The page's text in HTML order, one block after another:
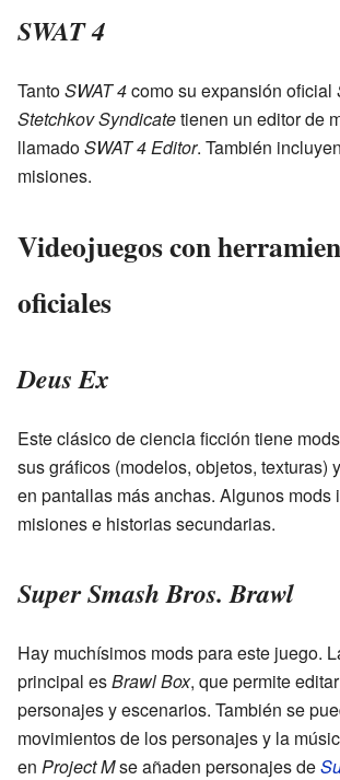
SWAT 4
TantoSWAT 4como su expansión oficial
Stetchkov Syndicatetienen un editor de
llamadoSWAT 4 Editor. También
misiones.
Videojuegos con
oficiales
Deus Ex
Este clásico de ciencia ficción tiene
sus gráficos (modelos, objetos, texturas)
en pantallas más anchas. Algunos mods
misiones e historias secundarias.
Super Smash Bros. Brawl
Hay muchísimos mods para este juego.
principal esBrawl Box, que permite
personajes y escenarios. También se
movimientos de los personajes y la
en Project Mse añaden personajes de